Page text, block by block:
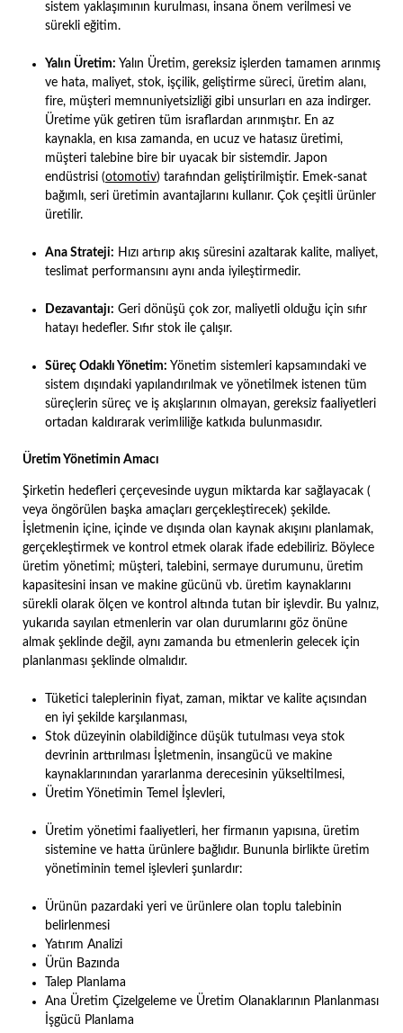
sistem yaklaşımının kurulması, insana önem verilmesi ve
sürekli eğitim.
Yalın Üretim: Yalın Üretim, gereksiz işlerden tamamen arınmış
ve hata, maliyet, stok, işçilik, geliştirme süreci, üretim alanı,
fire, müşteri memnuniyetsizliği gibi unsurları en aza indirger.
Üretime yük getiren tüm israflardan arınmıştır. En az
kaynakla, en kısa zamanda, en ucuz ve hatasız üretimi,
müşteri talebine bire bir uyacak bir sistemdir. Japon
endüstrisi (otomotiv) tarafından geliştirilmiştir. Emek-sanat
bağımlı, seri üretimin avantajlarını kullanır. Çok çeşitli ürünler
üretilir.
Ana Strateji: Hızı artırıp akış süresini azaltarak kalite, maliyet,
teslimat performansını aynı anda iyileştirmedir.
Dezavantajı: Geri dönüşü çok zor, maliyetli olduğu için sıfır
hatayı hedefler. Sıfır stok ile çalışır.
Süreç Odaklı Yönetim: Yönetim sistemleri kapsamındaki ve
sistem dışındaki yapılandırılmak ve yönetilmek istenen tüm
süreçlerin süreç ve iş akışlarının olmayan, gereksiz faaliyetleri
ortadan kaldırarak verimliliğe katkıda bulunmasıdır.
Üretim Yönetimin Amacı
Şirketin hedefleri çerçevesinde uygun miktarda kar sağlayacak (
veya öngörülen başka amaçları gerçekleştirecek) şekilde.
İşletmenin içine, içinde ve dışında olan kaynak akışını planlamak,
gerçekleştirmek ve kontrol etmek olarak ifade edebiliriz. Böylece
üretim yönetimi; müşteri, talebini, sermaye durumunu, üretim
kapasitesini insan ve makine gücünü vb. üretim kaynaklarını
sürekli olarak ölçen ve kontrol altında tutan bir işlevdir. Bu yalnız,
yukarıda sayılan etmenlerin var olan durumlarını göz önüne
almak şeklinde değil, aynı zamanda bu etmenlerin gelecek için
planlanması şeklinde olmalıdır.
Tüketici taleplerinin fiyat, zaman, miktar ve kalite açısından
en iyi şekilde karşılanması,
Stok düzeyinin olabildiğince düşük tutulması veya stok
devrinin arttırılması İşletmenin, insangücü ve makine
kaynaklarınından yararlanma derecesinin yükseltilmesi,
Üretim Yönetimin Temel İşlevleri,
Üretim yönetimi faaliyetleri, her firmanın yapısına, üretim
sistemine ve hatta ürünlere bağlıdır. Bununla birlikte üretim
yönetiminin temel işlevleri şunlardır:
Ürünün pazardaki yeri ve ürünlere olan toplu talebinin
belirlenmesi
Yatırım Analizi
Ürün Bazında
Talep Planlama
Ana Üretim Çizelgeleme ve Üretim Olanaklarının Planlanması
İşgücü Planlama